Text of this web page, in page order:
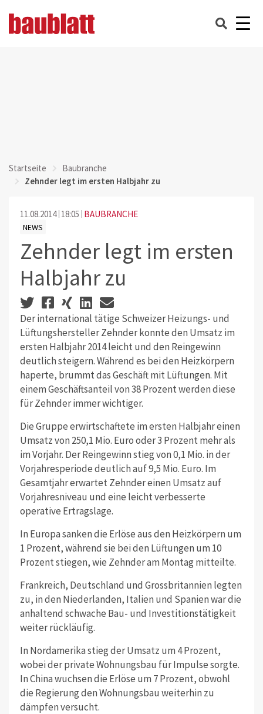
Startseite
Baubranche
Zehnder legt im ersten Halbjahr zu
11.08.2014 18:05 BAUBRANCHE
NEWS
Zehnder legt im ersten
Halbjahr zu
Der international tätige Schweizer Heizungs- und
Lüftungshersteller Zehnder konnte den Umsatz im
ersten Halbjahr 2014 leicht und den Reingewinn
deutlich steigern. Während es bei den Heizkörpern
haperte, brummt das Geschäft mit Lüftungen. Mit
einem Geschäftsanteil von 38 Prozent werden diese
für Zehnder immer wichtiger.
Die Gruppe erwirtschaftete im ersten Halbjahr einen
Umsatz von 250,1 Mio. Euro oder 3 Prozent mehr als
im Vorjahr. Der Reingewinn stieg von 0,1 Mio. in der
Vorjahresperiode deutlich auf 9,5 Mio. Euro. Im
Gesamtjahr erwartet Zehnder einen Umsatz auf
Vorjahresniveau und eine leicht verbesserte
operative Ertragslage.
In Europa sanken die Erlöse aus den Heizkörpern um
1 Prozent, während sie bei den Lüftungen um 10
Prozent stiegen, wie Zehnder am Montag mitteilte.
Frankreich, Deutschland und Grossbritannien legten
zu, in den Niederlanden, Italien und Spanien war die
anhaltend schwache Bau- und Investitionstätigkeit
weiter rückläufig.
In Nordamerika stieg der Umsatz um 4 Prozent,
wobei der private Wohnungsbau für Impulse sorgte.
In China wuchsen die Erlöse um 7 Prozent, obwohl
die Regierung den Wohnungsbau weiterhin zu
dämpfen versucht.